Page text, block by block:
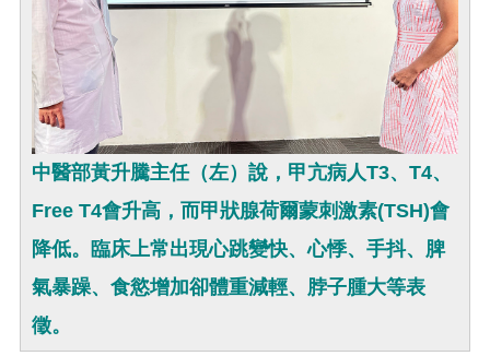
中醫部黃升騰主任（左）說，甲亢病人T3、T4、
Free T4會升高，而甲狀腺荷爾蒙刺激素(TSH)會
降低。臨床上常出現心跳變快、心悸、手抖、脾
氣暴躁、食慾增加卻體重減輕、脖子腫大等表
徵。